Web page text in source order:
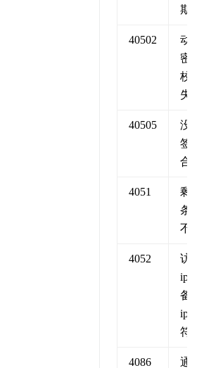
期
40502
动态
密码
校验
失败
40505
没有
签定
合同
4051
剩余
条数
不足
4052
访问
ip 与
备案
ip 不
符
4086
通道